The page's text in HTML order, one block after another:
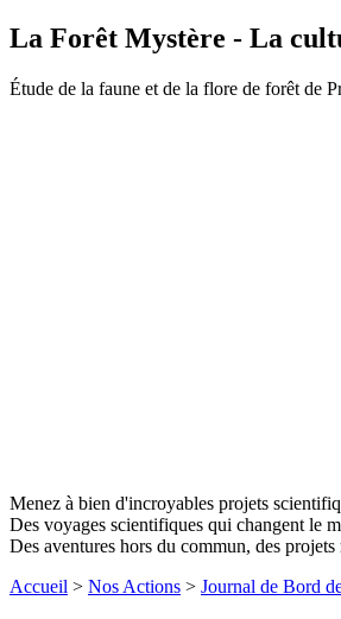
La Forêt Mystère - La
Étude de la faune et de la flore de forêt de
Menez à bien d'incroyables projets
Des voyages scientifiques qui changent le
Des aventures hors du commun, des
Accueil > Nos Actions > Journal de Bord